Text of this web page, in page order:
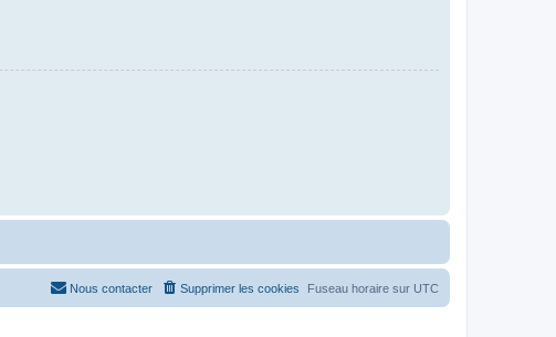
Fuseau horaire sur UTC
Supprimer les cookies
Nous contacter